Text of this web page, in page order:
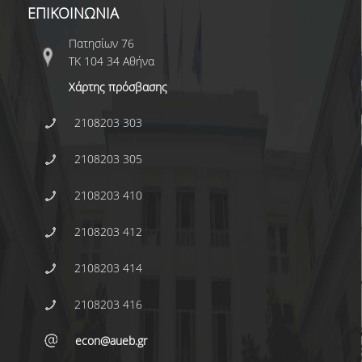
ΕΠΙΚΟΙΝΩΝΙΑ
Πατησίων 76
ΤΚ 104 34 Αθήνα
Χάρτης πρόσβασης
2108203 303
2108203 305
2108203 410
2108203 412
2108203 414
2108203 416
econ@aueb.gr